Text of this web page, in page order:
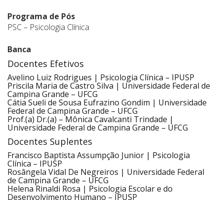
Programa de Pós
PSC – Psicologia Clínica
Banca
Docentes Efetivos
Avelino Luiz Rodrigues | Psicologia Clínica – IPUSP
Priscila Maria de Castro Silva | Universidade Federal de
Campina Grande – UFCG
Cátia Sueli de Sousa Eufrazino Gondim | Universidade
Federal de Campina Grande – UFCG
Prof.(a) Dr.(a) – Mônica Cavalcanti Trindade |
Universidade Federal de Campina Grande – UFCG
Docentes Suplentes
Francisco Baptista Assumpção Junior | Psicologia
Clínica – IPUSP
Rosângela Vidal De Negreiros | Universidade Federal
de Campina Grande – UFCG
Helena Rinaldi Rosa | Psicologia Escolar e do
Desenvolvimento Humano – IPUSP